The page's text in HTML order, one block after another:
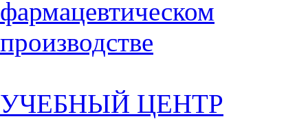
УЧЕБНЫЙ ЦЕНТР